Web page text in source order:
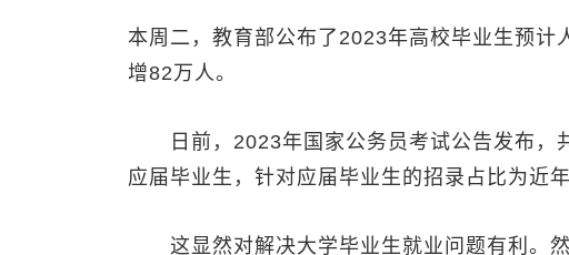
本周二，教育部公布了2023年高校毕业生预
增82万人。
日前，2023年国家公务员考试公告发布，
应届毕业生，针对应届毕业生的招录占比为近年
这显然对解决大学毕业生就业问题有利。然